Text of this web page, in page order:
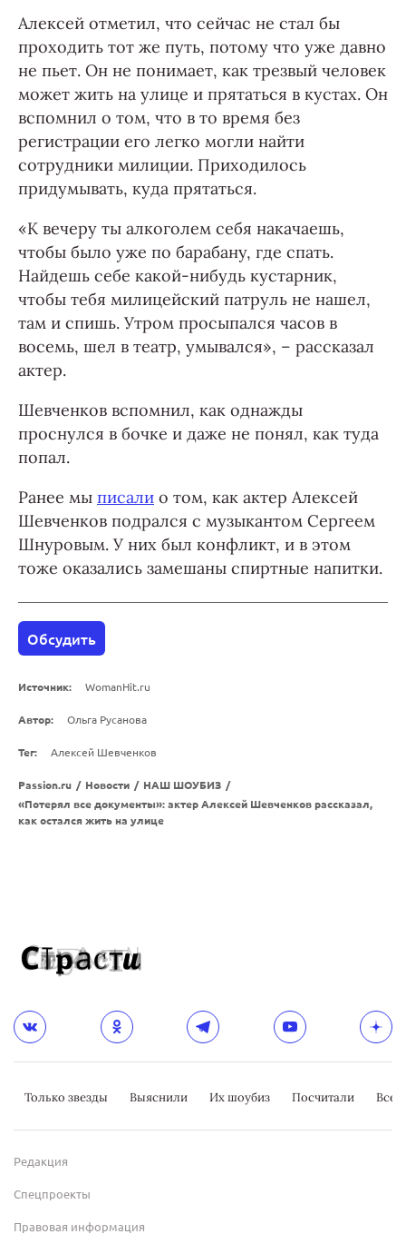
Алексей отметил, что сейчас не стал бы
проходить тот же путь, потому что уже давно
не пьет. Он не понимает, как трезвый человек
может жить на улице и прятаться в кустах. Он
вспомнил о том, что в то время без
регистрации его легко могли найти
сотрудники милиции. Приходилось
придумывать, куда прятаться.
«К вечеру ты алкоголем себя накачаешь,
чтобы было уже по барабану, где спать.
Найдешь себе какой-нибудь кустарник,
чтобы тебя милицейский патруль не нашел,
там и спишь. Утром просыпался часов в
восемь, шел в театр, умывался», – рассказал
актер.
Шевченков вспомнил, как однажды
проснулся в бочке и даже не понял, как туда
попал.
Ранее мы писали о том, как актер Алексей
Шевченков подрался с музыкантом Сергеем
Шнуровым. У них был конфликт, и в этом
тоже оказались замешаны спиртные напитки.
Обсудить
Источник: WomanHit.ru
Автор: Ольга Русанова
Тег: Алексей Шевченков
Passion.ru / Новости / НАШ ШОУБИЗ /
«Потерял все документы»: актер Алексей Шевченков рассказал,
как остался жить на улице
Только звезды Выяснили Их шоубиз Посчитали
Редакция
Спецпроекты
Правовая информация